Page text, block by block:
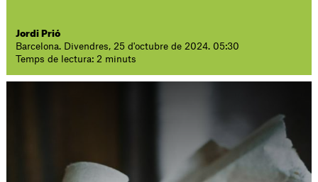
Jordi Prió
Barcelona. Divendres, 25 d'octubre de 2024. 05:30
Temps de lectura: 2 minuts